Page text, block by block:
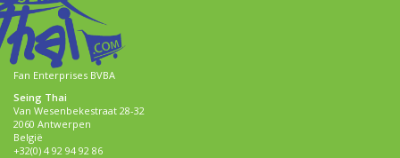
Fan Enterprises BVBA
Seing Thai
Van Wesenbekestraat 28-32
2060 Antwerpen
België
+32(0) 4 92 94 92 86